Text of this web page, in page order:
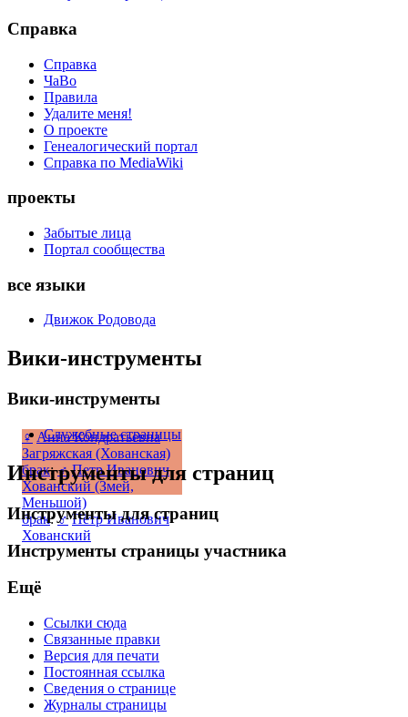
♀ Анна Кондратьевна
Загряжская (Хованская)
брак:♂ Петр Иванович
Хованский (Змей,
Меньшой)
брак:♂ Пётр Иванович
Хованский
Справка
Справка
ЧаВо
Правила
Удалите меня!
О проекте
Генеалогический портал
Справка по MediaWiki
проекты
Забытые лица
Портал сообщества
все языки
Движок Родовода
Вики-инструменты
Вики-инструменты
Служебные страницы
Инструменты для страниц
Инструменты для страниц
Инструменты страницы участника
Ещё
Ссылки сюда
Связанные правки
Версия для печати
Постоянная ссылка
Сведения о странице
Журналы страницы